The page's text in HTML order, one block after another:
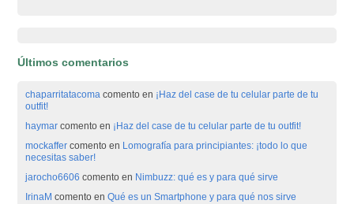
Últimos comentarios
chaparritatacoma comento en ¡Haz del case de tu celular parte de tu
outfit!
haymar comento en ¡Haz del case de tu celular parte de tu outfit!
mockaffer comento en Lomografía para principiantes: ¡todo lo que
necesitas saber!
jarocho6606 comento en Nimbuzz: qué es y para qué sirve
IrinaM comento enQué es un Smartphone y para qué nos sirve